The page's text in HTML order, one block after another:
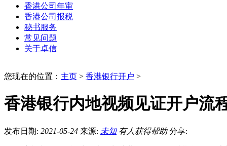
香港公司年审
香港公司报税
秘书服务
常见问题
关于卓信
您现在的位置： 主页 > 香港银行开户 >
香港银行内地视频见证开户流
发布日期: 2021-05-24 来源: 未知 有人获得帮助 分享: